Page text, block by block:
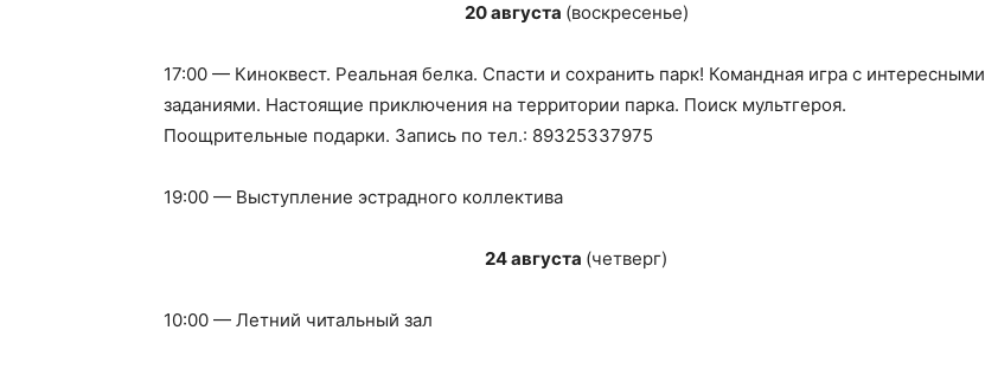
20 августа (воскресенье)
17:00 — Киноквест. Реальная белка. Спасти и сохранить парк! Командная игра с интересными
заданиями. Настоящие приключения на территории парка. Поиск мультгероя.
Поощрительные подарки. Запись по тел.: 89325337975
19:00 — Выступление эстрадного коллектива
24 августа (четверг)
10:00 — Летний читальный зал